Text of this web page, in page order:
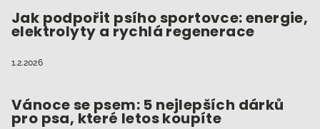
Jak podpořit psího sportovce: energie,
elektrolyty a rychlá regenerace
1.2.2026
Vánoce se psem: 5 nejlepších dárků
pro psa, které letos koupíte